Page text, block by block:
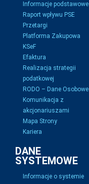
Informacje podstawowe
Raport wpływu PSE
Przetargi
Platforma Zakupowa
KSeF
Efaktura
Realizacja strategii
podatkowej
RODO – Dane Osobowe
Komunikacja z
akcjonariuszami
Mapa Strony
Kariera
DANE
SYSTEMOWE
Informacje o systemie